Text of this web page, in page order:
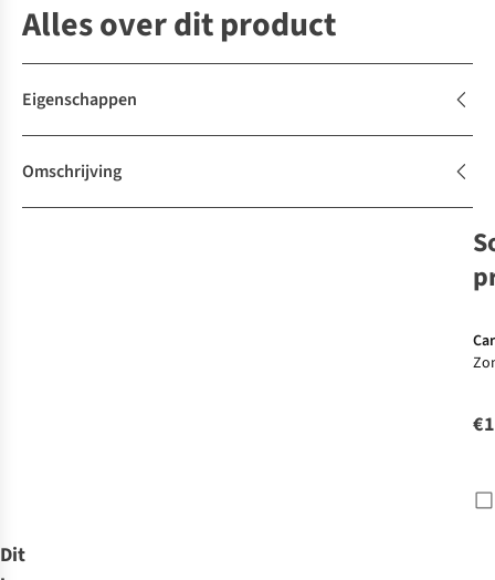
Alles over dit product
Eigenschappen
Omschrijving
Dit